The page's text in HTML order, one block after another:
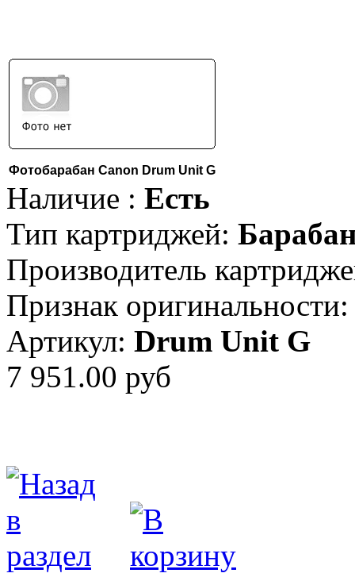
Фотобарабан Canon Drum Unit G
Наличие : Есть
Тип картриджей:
Производитель
Признак оригинальности:
Артикул: Drum Unit G
7 951.00 руб